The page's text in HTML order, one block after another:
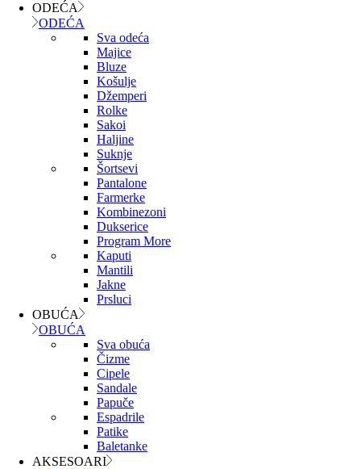
ODEĆA
ODEĆA
Sva odeća
Majice
Bluze
Košulje
Džemperi
Rolke
Sakoi
Haljine
Suknje
Šortsevi
Pantalone
Farmerke
Kombinezoni
Dukserice
Program More
Kaputi
Mantili
Jakne
Prsluci
OBUĆA
OBUĆA
Sva obuća
Čizme
Cipele
Sandale
Papuče
Espadrile
Patike
Baletanke
AKSESOARI